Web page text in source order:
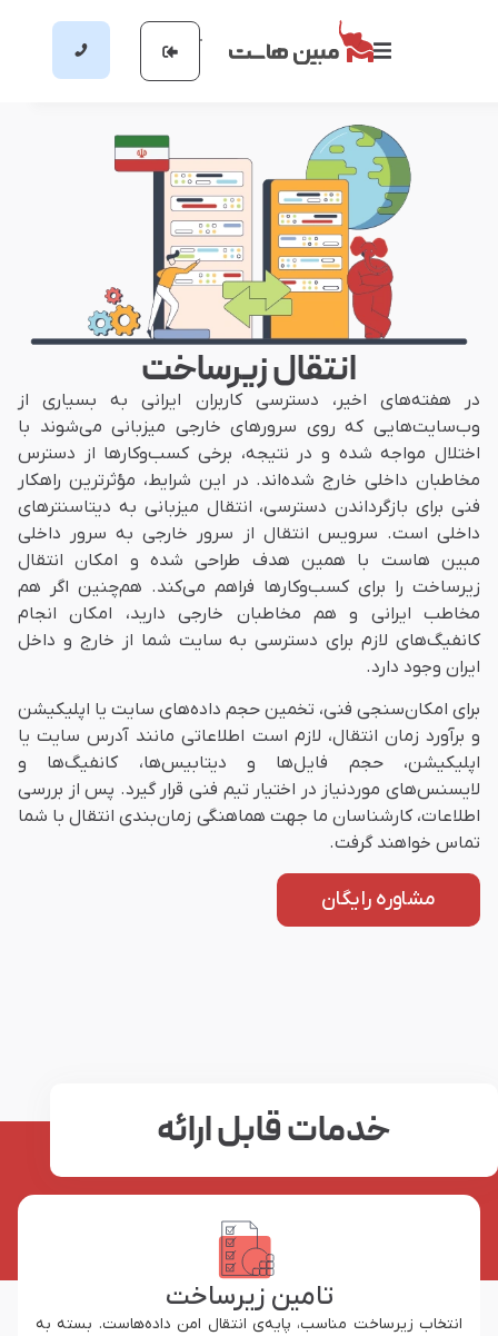
انتقال زیرساخت
در هفته‌های اخیر، دسترسی کاربران ایرانی به بسیاری از
وب‌سایت‌هایی که روی سرورهای خارجی میزبانی می‌شوند با
اختلال مواجه شده و در نتیجه، برخی کسب‌وکارها از دسترس
مخاطبان داخلی خارج شده‌اند. در این شرایط، مؤثرترین راهکار
فنی برای بازگرداندن دسترسی‌، انتقال میزبانی به دیتاسنترهای
داخلی است. سرویس انتقال از سرور خارجی به سرور داخلی
مبین‌ هاست با همین هدف طراحی شده و امکان انتقال
زیرساخت را برای کسب‌وکارها فراهم می‌کند. هم‌چنین اگر هم
مخاطب ایرانی و هم مخاطبان خارجی دارید، امکان انجام
کانفیگ‌های لازم برای دسترسی به سایت شما از خارج و داخل
ایران وجود دارد.
برای امکان‌سنجی فنی، تخمین حجم داده‌های سایت یا اپلیکیشن
و برآورد زمان انتقال، لازم است اطلاعاتی مانند آدرس سایت یا
اپلیکیشن، حجم فایل‌ها و دیتابیس‌ها، کانفیگ‌ها و
لایسنس‌های موردنیاز در اختیار تیم فنی قرار گیرد. پس از بررسی
اطلاعات، کارشناسان ما جهت هماهنگی زمان‌بندی انتقال با شما
تماس خواهند گرفت.
مشاوره رایگان
خدمات قابل ارائه
ارائه لایسنس‌ و SSL
در صورت نیاز، گواهی SSL، لایسنس‌های موردنیاز مانند کنترل‌پنل